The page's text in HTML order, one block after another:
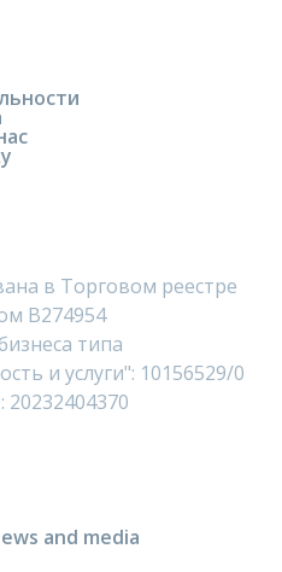
в Торговом реестре
B274954
типа
и услуги": 10156529/0
and media